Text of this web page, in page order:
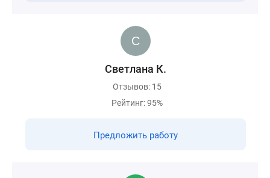
Светлана К.
Отзывов: 15
Рейтинг: 95%
Предложить работу